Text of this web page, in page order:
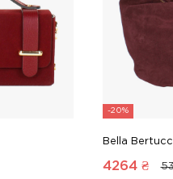
-20%
Bella
4264₴